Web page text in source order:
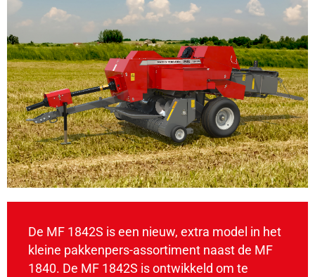
De MF 1842S is een nieuw, extra model in het
kleine pakkenpers-assortiment naast de MF
1840. De MF 1842S is ontwikkeld om te